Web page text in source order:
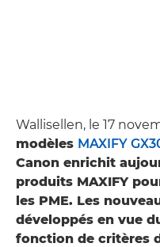
Wallisellen, le 17
modèles MAXIFY
Canon enrichit
produits MAXIFY
les PME. Les
développés en vue
fonction de critères